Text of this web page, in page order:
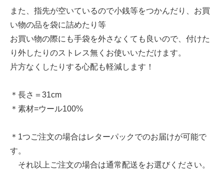
また、指先が空いているので小銭等をつかんだり、お買
い物の品を袋に詰めたり等
お買い物の際にも手袋を外さなくても良いので、付けた
り外したりのストレス無くお使いいただけます。
片方なくしたりする心配も軽減します！
＊長さ＝31cm
＊素材=ウール100%
＊1つご注文の場合はレターパックでのお届けが可能で
す。
それ以上ご注文の場合は通常配送をお選びください。